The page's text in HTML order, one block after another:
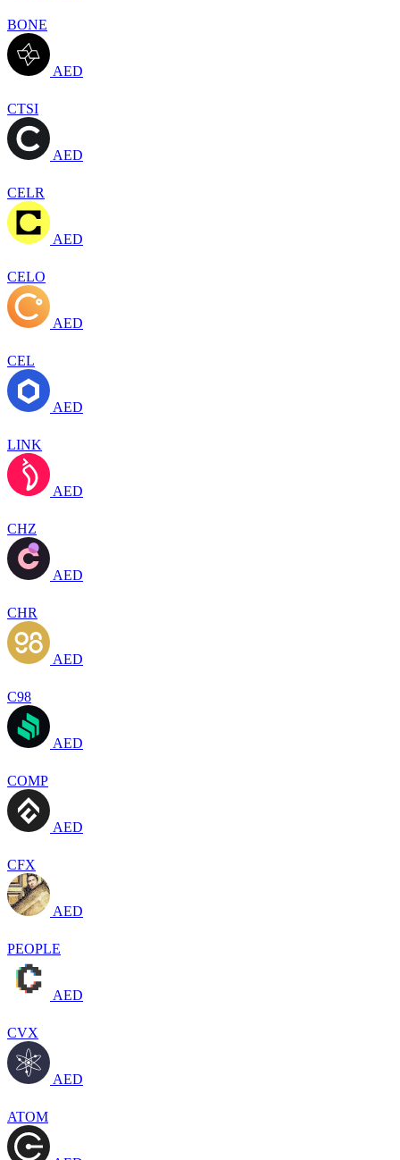
BONE
AED
CTSI
AED
CELR
AED
CELO
AED
CEL
AED
LINK
AED
CHZ
AED
CHR
AED
C98
AED
COMP
AED
CFX
AED
PEOPLE
AED
CVX
AED
ATOM